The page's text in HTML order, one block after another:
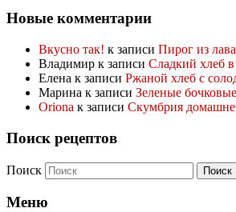
Новые комментарии
Вкусно так! к записи Пирог из
Владимир к записи Сладкий хлеб
Елена к записи Ржаной хлеб с
Марина к записи Зеленые
Oriona к записи Скумбрия
Поиск рецептов
Поиск
Меню